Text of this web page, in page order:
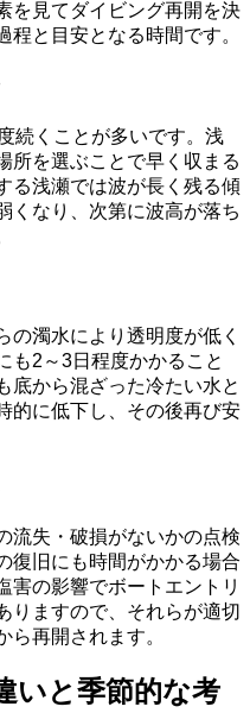
を見てダイビング再開を決
と目安となる時間です。
続くことが多いです。浅
所を選ぶことで早く収まる
る浅瀬では波が長く残る傾
くなり、次第に波高が落ち
の濁水により透明度が低く
も2～3日程度かかること
底から混ざった冷たい水と
的に低下し、その後再び安
流失・破損がないかの点検
復旧にも時間がかかる場合
害の影響でボートエントリ
りますので、それらが適切
ら再開されます。
いと季節的な考